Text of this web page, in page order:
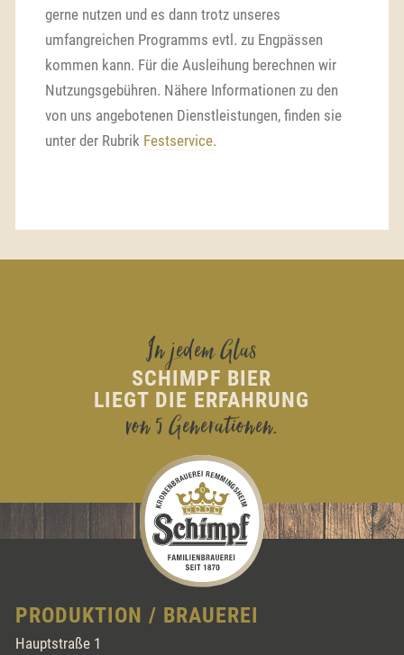
gerne nutzen und es dann trotz unseres
umfangreichen Programms evtl. zu Engpässen
kommen kann. Für die Ausleihung berechnen wir
Nutzungsgebühren. Nähere Informationen zu den
von uns angebotenen Dienstleistungen, finden sie
unter der Rubrik Festservice.
In jedem Glas
SCHIMPF BIER
LIEGT DIE ERFAHRUNG
von 5 Generationen.
PRODUKTION / BRAUEREI
Hauptstraße 1